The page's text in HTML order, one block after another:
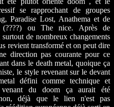
se rapprochant de groupes
Paradise Lost, Anathema et de
(????) ou The nice. Après de
de nombreux changements
revient transformé et on peut dire
direction pas courante pour ce
dans le death metal, quoique ça
le style revenant sur le devant
défini comme technique et
venant du doom ça aurait été
déjà que le lien n'est pas